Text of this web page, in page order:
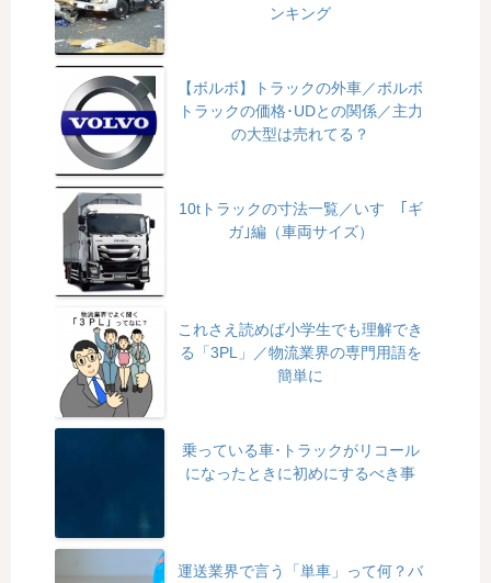
ンキング
【ボルボ】トラックの外車／ボルボ
トラックの価格･UDとの関係／主力
の大型は売れてる？
10tトラックの寸法一覧／いすゞ｢ギ
ガ｣編（車両サイズ）
これさえ読めば小学生でも理解でき
る「3PL」／物流業界の専門用語を
簡単に
乗っている車･トラックがリコール
になったときに初めにするべき事
運送業界で言う「単車」って何？バ